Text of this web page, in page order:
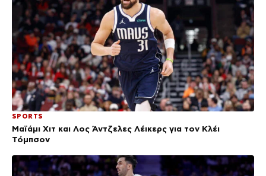
SPORTS
Μαϊάμι Χιτ και Λος Άντζελες Λέικερς για τον Κλέι
Τόμπσον